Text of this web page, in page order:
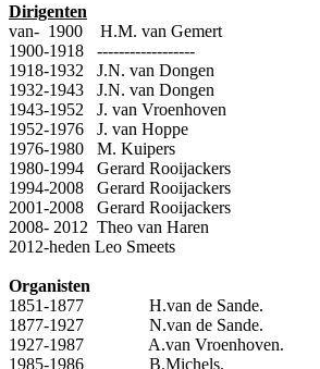
Dirigenten
van- 1900 H.M. van Gemert
1900-1918 ------------------
1918-1932 J.N. van Dongen
1932-1943 J.N. van Dongen J.
1943-1952 J. van Vroenhoven
1952-1976 J. van Hoppe
1976-1980 M. Kuipers B.
1980-1994 Gerard Rooijackers B.
1994-2008 Gerard Rooijackers
2001-2008 Gerard Rooijackers H.
2008- 2012 Theo van Haren
2012-heden Leo Smeets Ad
Organisten
1851-1877 H.van de Sande.
1877-1927 N.van de Sande.
1927-1987 A.van Vroenhoven.
1985-1986 B.Michels.